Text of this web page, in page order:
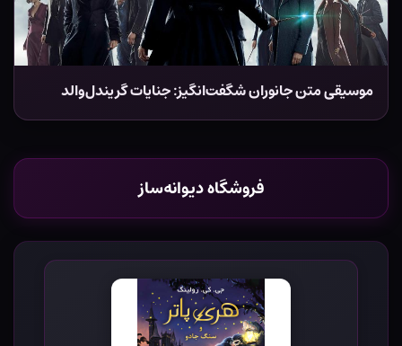
موسیقی متن جانوران شگفت‌انگیز: جنایات گریندل‌والد
فروشگاه دیوانه‌ساز